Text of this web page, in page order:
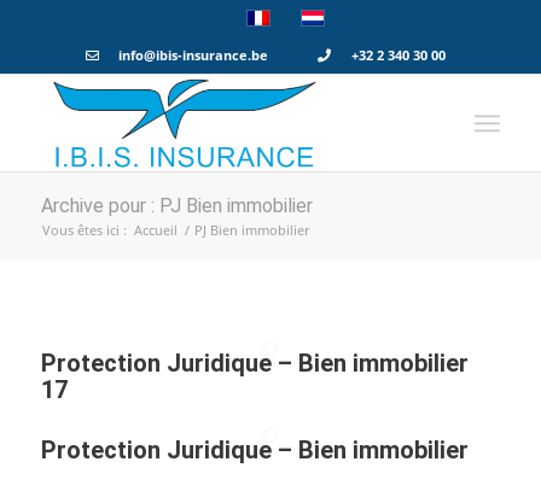
info@ibis-insurance.be +32 2 340 30 00
Archive pour : PJ Bien immobilier
Vous êtes ici : Accueil / PJ Bien immobilier
Protection Juridique – Bien immobilier
17
Protection Juridique – Bien immobilier